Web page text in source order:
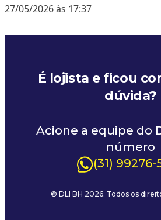
27/05/2026 às 17:37
É lojista e ficou
dúvida?
Acione a equipe do
número
(31) 99276-
© DLI BH 2026. Todos os